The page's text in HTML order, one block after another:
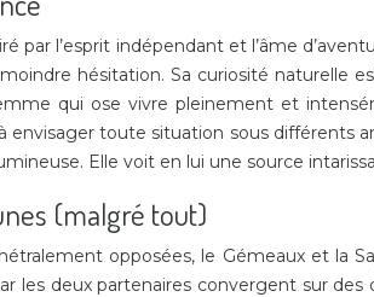
par l’esprit indépendant et l’âme
hésitation. Sa curiosité naturelle
qui ose vivre pleinement et
envisager toute situation sous
Elle voit en lui une source
(malgré tout)
opposées, le Gémeaux et la
les deux partenaires convergent sur